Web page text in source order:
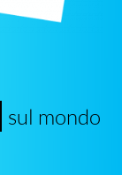
sul mondo